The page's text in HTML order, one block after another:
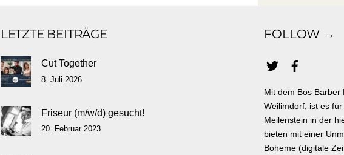
LETZTE BEITRÄGE
Cut Together
8. Juli 2026
Friseur (m/w/d) gesucht!
20. Februar 2023
FOLLOW →
Mit dem Bos Barber
Weilimdorf, ist es
Meilenstein in der
bieten mit einer
Boheme (digitale